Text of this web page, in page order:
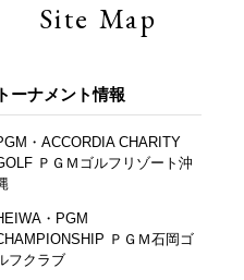
Site Map
トーナメント情報
・ACCORDIA CHARITY
ＰＧＭゴルフリゾート沖
・PGM
ＰＧＭ石岡ゴ
フクラブ